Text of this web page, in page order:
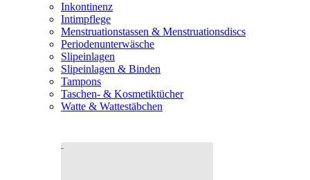
Inkontinenz
Intimpflege
Menstruationstassen & Menstruationsdiscs
Periodenunterwäsche
Slipeinlagen
Slipeinlagen & Binden
Tampons
Taschen- & Kosmetiktücher
Watte & Wattestäbchen